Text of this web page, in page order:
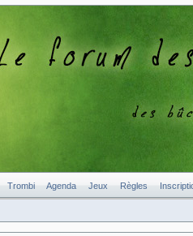
Trombi Agenda Jeux Règles